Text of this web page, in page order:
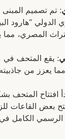
: تم تصميم
الدولي “هارود
المصري، مما
: يقع المتحف في
يعزز من
افتتاح المتحف
فتح بعض القاعات
الرسمي الكامل في